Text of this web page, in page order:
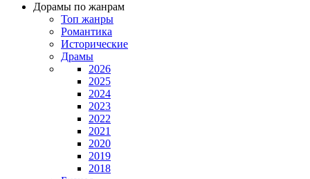
Дорамы по жанрам
Топ жанры
Романтика
Исторические
Драмы
2026
2025
2024
2023
2022
2021
2020
2019
2018